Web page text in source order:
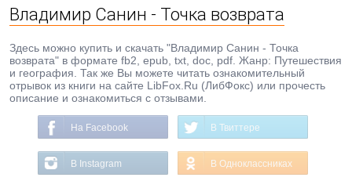
Владимир Санин - Точка возврата
Здесь можно купить и скачать "Владимир Санин - Точка
возврата" в формате fb2, epub, txt, doc, pdf. Жанр: Путешествия
и география. Так же Вы можете читать ознакомительный
отрывок из книги на сайте LibFox.Ru (ЛибФокс) или прочесть
описание и ознакомиться с отзывами.
На Facebook В Твиттере
В Instagram В Одноклассниках